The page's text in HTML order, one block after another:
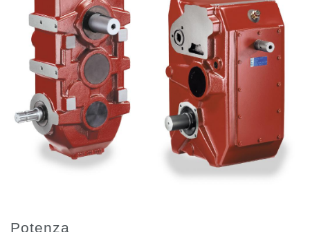
Controllo
Circuiti idraulici Integrati
Valvole di controllo direzionale
Valvole a cartuccia
Valvole in linea
Servocomandi
Componenti Elettronici per Sistemi di Controllo
Scambio termico
Potenza